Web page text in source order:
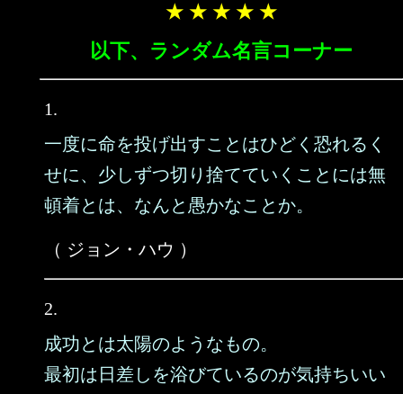
★ ★ ★ ★ ★
以下、ランダム名言コーナー
1.
一度に命を投げ出すことはひどく恐れるく
せに、少しずつ切り捨てていくことには無
頓着とは、なんと愚かなことか。
（ ジョン・ハウ ）
2.
成功とは太陽のようなもの。
最初は日差しを浴びているのが気持ちいい